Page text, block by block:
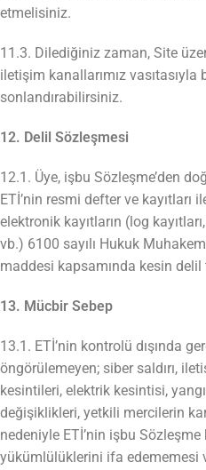
etmelisiniz.
11.3. Dilediğiniz zaman, Site
iletişim kanallarımız
sonlandırabilirsiniz.
12. Delil Sözleşmesi
12.1. Üye, işbu Sözleşme’den
ETİ’nin resmi defter ve kayıtları
elektronik kayıtların (log
vb.) 6100 sayılı Hukuk
maddesi kapsamında kesin
13. Mücbir Sebep
13.1. ETİ’nin kontrolü dışında
öngörülemeyen; siber saldırı,
kesintileri, elektrik kesintisi,
değişiklikleri, yetkili mercilerin
nedeniyle ETİ’nin işbu Sözleşme
yükümlülüklerini ifa edememesi